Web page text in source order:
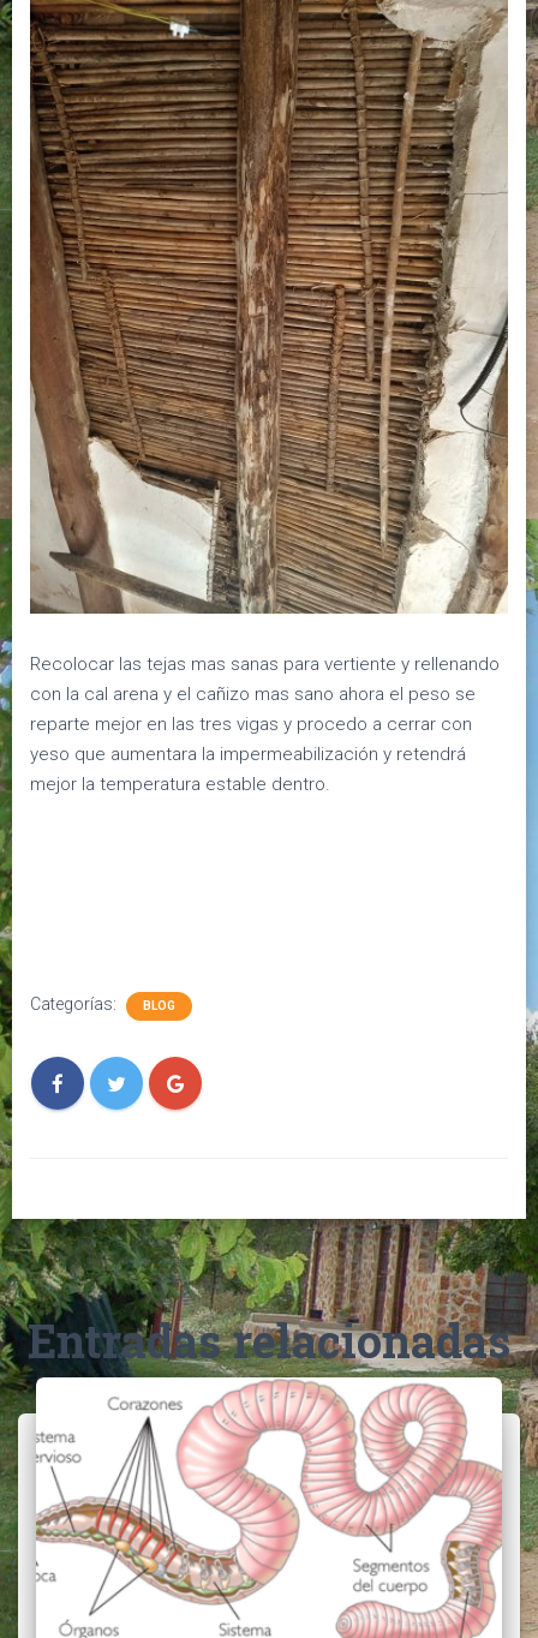
Recolocar las tejas mas sanas para vertiente y rellenando
con la cal arena y el cañizo mas sano ahora el peso se
reparte mejor en las tres vigas y procedo a cerrar con
yeso que aumentara la impermeabilización y retendrá
mejor la temperatura estable dentro.
Categorías: BLOG
Entradas relacionadas